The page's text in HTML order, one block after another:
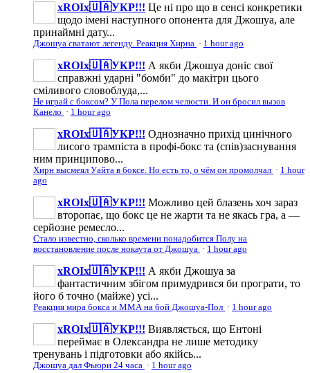
xROIx🇺🇦УКР!!! Це ні про що в сенсі конкретики
щодо імені наступного опонента для Джошуа, але
принаймні дату...
Джошуа сватают легенду. Реакция Хирна · 1 hour ago
xROIx🇺🇦УКР!!! А якби Джошуа доніс свої
справжні ударні "бомби" до макітри цього
сміливого словоблуда,...
Не играй с боксом? У Пола перелом челюсти. И он бросил вызов
Канело · 1 hour ago
xROIx🇺🇦УКР!!! Однозначно прихід цинічного
лисого трампіста в профі-бокс та (спів)заснування
ним принципово...
Хирн высмеял Уайта в боксе. Но есть то, о чём он промолчал · 1 hour
ago
xROIx🇺🇦УКР!!! Можливо цей блазень хоч зараз
второпає, що бокс це не жарти та не якась гра, а —
серйозне ремесло...
Стало известно, сколько времени понадобится Полу на
восстановление после нокаута от Джошуа · 1 hour ago
xROIx🇺🇦УКР!!! А якби Джошуа за
фантастичним збігом примудрився би програти, то
його б точно (майже) усі...
Реакция мира бокса и ММА на бой Джошуа-Пол · 1 hour ago
xROIx🇺🇦УКР!!! Виявляється, що Ентоні
переймає в Олександра не лише методику
тренувань і підготовки або якійсь...
Джошуа дал Фьюри 24 часа · 1 hour ago